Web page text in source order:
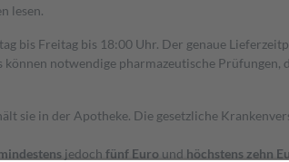
lesen.
bis Freitag bis 18:00 Uhr. Der genaue
notwendige pharmazeutische
sie in der Apotheke. Die gesetzliche
jedoch fünf Euro und höchstens zehn